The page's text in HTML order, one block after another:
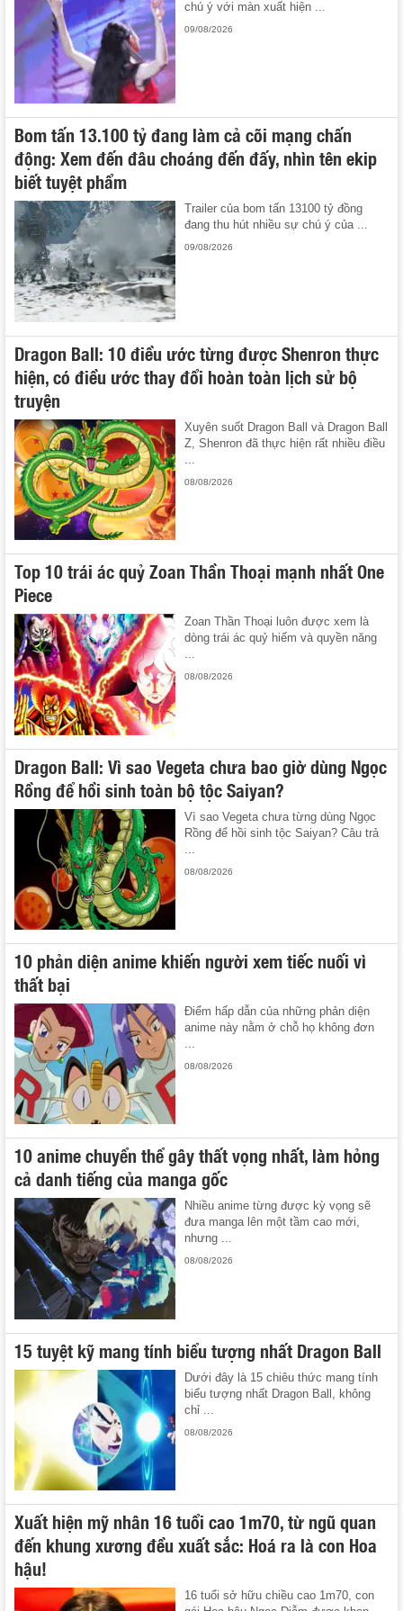
chú ý với màn xuất hiện ...
09/08/2026
Bom tấn 13.100 tỷ đang làm cả cõi mạng chấn
động: Xem đến đâu choáng đến đấy, nhìn tên ekip
biết tuyệt phẩm
Trailer của bom tấn 13100 tỷ đồng
đang thu hút nhiều sự chú ý của ...
09/08/2026
Dragon Ball: 10 điều ước từng được Shenron thực
hiện, có điều ước thay đổi hoàn toàn lịch sử bộ
truyện
Xuyên suốt Dragon Ball và Dragon Ball
Z, Shenron đã thực hiện rất nhiều điều
08/08/2026
Top 10 trái ác quỷ Zoan Thần Thoại mạnh nhất One
Piece
Zoan Thần Thoại luôn được xem là
dòng trái ác quỷ hiếm và quyền năng
...
08/08/2026
Dragon Ball: Vì sao Vegeta chưa bao giờ dùng Ngọc
Rồng để hồi sinh toàn bộ tộc Saiyan?
Vì sao Vegeta chưa từng dùng Ngọc
Rồng để hồi sinh tộc Saiyan? Câu trả
08/08/2026
10 phản diện anime khiến người xem tiếc nuối vì
thất bại
Điểm hấp dẫn của những phản diện
anime này nằm ở chỗ họ không đơn
...
08/08/2026
10 anime chuyển thể gây thất vọng nhất, làm hỏng
cả danh tiếng của manga gốc
Nhiều anime từng được kỳ vọng sẽ
đưa manga lên một tầm cao mới,
nhưng ...
08/08/2026
15 tuyệt kỹ mang tính biểu tượng nhất Dragon Ball
Dưới đây là 15 chiêu thức mang tính
biểu tượng nhất Dragon Ball, không
chỉ ...
08/08/2026
Xuất hiện mỹ nhân 16 tuổi cao 1m70, từ ngũ quan
đến khung xương đều xuất sắc: Hoá ra là con Hoa
hậu!
16 tuổi sở hữu chiều cao 1m70, con